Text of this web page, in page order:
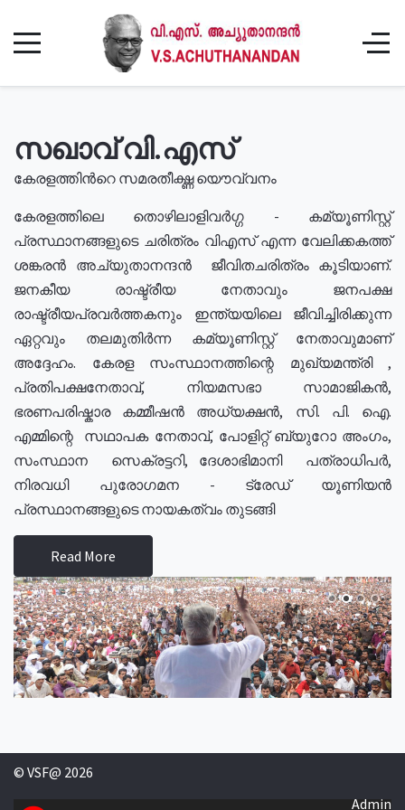
സഖാവ് വി.എസ്
കേരളത്തിൻറെ സമരതീക്ഷ്ണ യൌവ്വനം
കേരളത്തിലെ തൊഴിലാളിവർഗ്ഗ - കമ്യൂണിസ്റ്റ്
പ്രസ്ഥാനങ്ങളുടെ ചരിത്രം വിഎസ് എന്ന വേലിക്കകത്ത്
ശങ്കരൻ അച്യുതാനന്ദൻ ജീവിതചരിത്രം കൂടിയാണ്.
ജനകീയ രാഷ്ട്രീയ നേതാവും ജനപക്ഷ
രാഷ്ട്രീയപ്രവർത്തകനും ഇന്ത്യയിലെ ജീവിച്ചിരിക്കുന്ന
ഏറ്റവും തലമുതിർന്ന കമ്യൂണിസ്റ്റ് നേതാവുമാണ്
അദ്ദേഹം. കേരള സംസ്ഥാനത്തിന്റെ മുഖ്യമന്ത്രി ,
പ്രതിപക്ഷനേതാവ്, നിയമസഭാ സാമാജികൻ,
ഭരണപരിഷ്കാര കമ്മീഷൻ അധ്യക്ഷൻ, സി. പി. ഐ.
എമ്മിന്റെ സഥാപക നേതാവ്, പോളിറ്റ് ബ്യുറോ അംഗം,
സംസ്ഥാന സെക്രട്ടറി, ദേശാഭിമാനി പത്രാധിപർ,
നിരവധി പുരോഗമന - ട്രേഡ് യൂണിയൻ
പ്രസ്ഥാനങ്ങളുടെ നായകത്വം തുടങ്ങി
Read More
© VSF@ 2026
Admin